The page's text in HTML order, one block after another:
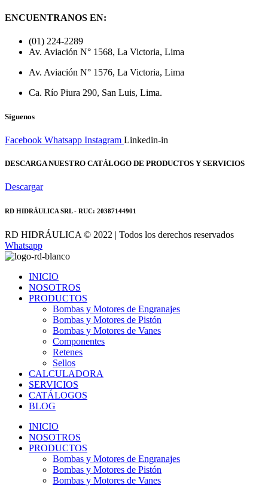
ENCUENTRANOS EN:
(01) 224-2289
Av. Aviación N° 1568, La Victoria, Lima
Av. Aviación N° 1576, La Victoria, Lima
Ca. Río Piura 290, San Luis, Lima.
Síguenos
Facebook Whatsapp Instagram Linkedin-in
DESCARGA NUESTRO CATÁLOGO DE PRODUCTOS Y SERVICIOS
Descargar
RD HIDRÁULICA SRL - RUC: 20387144901
RD HIDRÁULICA © 2022 | Todos los derechos reservados
Whatsapp
INICIO
NOSOTROS
PRODUCTOS
Bombas y Motores de Engranajes
Bombas y Motores de Pistón
Bombas y Motores de Vanes
Componentes
Retenes
Sellos
CALCULADORA
SERVICIOS
CATÁLOGOS
BLOG
INICIO
NOSOTROS
PRODUCTOS
Bombas y Motores de Engranajes
Bombas y Motores de Pistón
Bombas y Motores de Vanes